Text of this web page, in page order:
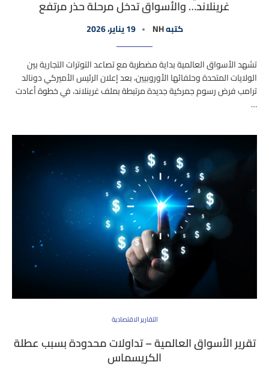
غرينلاند… والأسواق تدخل مرحلة حذر مرتفع
كتبهNH 19 يناير، 2026
تشهد الأسواق العالمية بداية مضطربة مع تصاعد التوترات التجارية بين
الولايات المتحدة وحلفائها الأوروبيين، بعد إعلان الرئيس الأميركي دونالد
ترامب فرض رسوم جمركية جديدة مرتبطة بملف غرينلاند، في خطوة أعادت
…
التقارير الاقتصادية
تقرير الأسواق العالمية – تداولات محدودة بسبب عطلة
الكريسماس